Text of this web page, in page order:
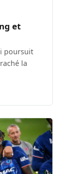
et
poursuit
la